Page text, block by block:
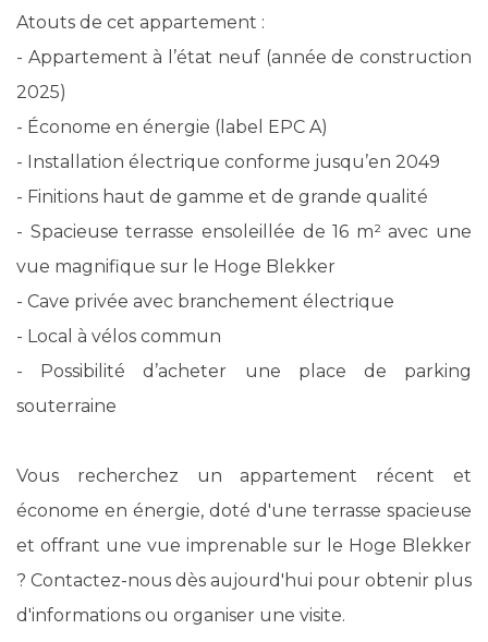
Atouts de cet appartement :
- Appartement à l’état neuf (année de construction
2025)
- Économe en énergie (label EPC A)
- Installation électrique conforme jusqu’en 2049
- Finitions haut de gamme et de grande qualité
- Spacieuse terrasse ensoleillée de 16 m² avec une
vue magnifique sur le Hoge Blekker
- Cave privée avec branchement électrique
- Local à vélos commun
- Possibilité d’acheter une place de parking
souterraine
Vous recherchez un appartement récent et
économe en énergie, doté d'une terrasse spacieuse
et offrant une vue imprenable sur le Hoge Blekker
? Contactez-nous dès aujourd'hui pour obtenir plus
d'informations ou organiser une visite.